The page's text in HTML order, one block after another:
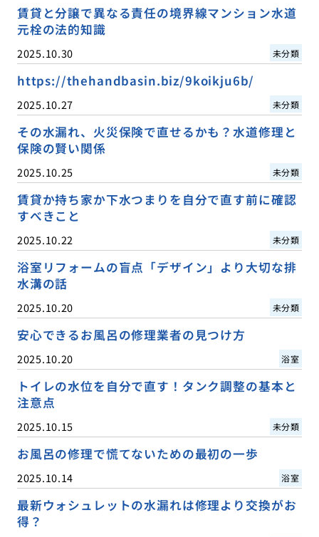
賃貸と分譲で異なる責任の境界線マンション水道
元栓の法的知識
2025.10.30 未分類
https://thehandbasin.biz/9koikju6b/
2025.10.27 未分類
その水漏れ、火災保険で直せるかも？水道修理と
保険の賢い関係
2025.10.25 未分類
賃貸か持ち家か下水つまりを自分で直す前に確認
すべきこと
2025.10.22 未分類
浴室リフォームの盲点「デザイン」より大切な排
水溝の話
2025.10.20 未分類
安心できるお風呂の修理業者の見つけ方
2025.10.20 浴室
トイレの水位を自分で直す！タンク調整の基本と
注意点
2025.10.15 未分類
お風呂の修理で慌てないための最初の一歩
2025.10.14 浴室
最新ウォシュレットの水漏れは修理より交換がお
得？